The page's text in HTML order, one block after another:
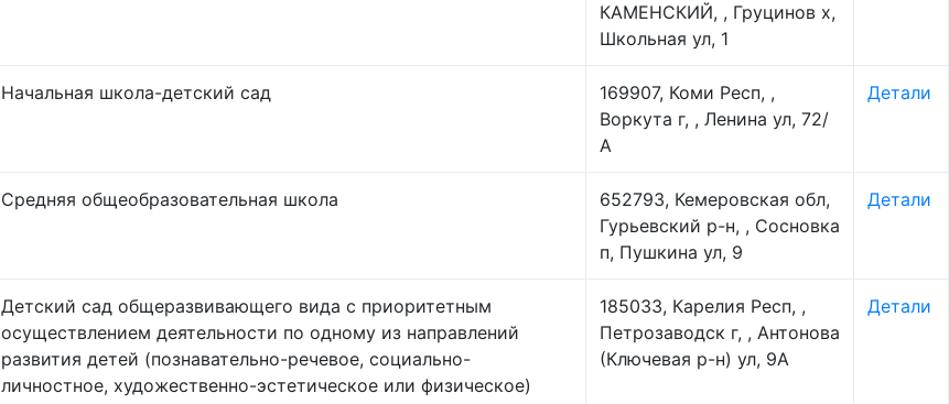
КАМЕНСКИЙ, , Груцинов х,
Школьная ул, 1
Начальная школа-детский сад
169907, Коми Респ, ,
Воркута г, , Ленина ул, 72/
А
Детали
Средняя общеобразовательная школа
652793, Кемеровская обл,
Гурьевский р-н, , Сосновка
п, Пушкина ул, 9
Детали
Детский сад общеразвивающего вида с приоритетным
осуществлением деятельности по одному из направлений
развития детей (познавательно-речевое, социально-
личностное, художественно-эстетическое или физическое)
185033, Карелия Респ, ,
Петрозаводск г, , Антонова
(Ключевая р-н) ул, 9А
Детали